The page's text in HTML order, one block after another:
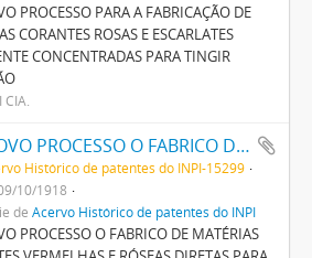
PROCESSO PARA A FABRICAÇÃO DE
CORANTES ROSAS E ESCARLATES
CONCENTRADAS PARA TINGIR
UM NOVO PROCESSO O FABRICO DE MATERIAS CORANTES VERMELHAS E ROSEAS DIRECTAS PARA ALGODÃO
Histórico de patentes do INPI-15299
10/1918
de Acervo Histórico de patentes do INPI
PROCESSO O FABRICO DE MATÉRIAS